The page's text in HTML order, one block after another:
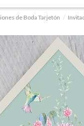
de Boda Tarjetón